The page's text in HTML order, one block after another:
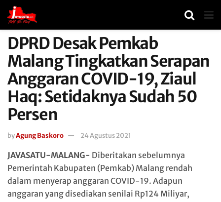
DPRD Desak Pemkab
Malang Tingkatkan Serapan
Anggaran COVID-19, Ziaul
Haq: Setidaknya Sudah 50
Persen
byAgung Baskoro 24 Agustus 2021
JAVASATU-MALANG- Diberitakan sebelumnya
Pemerintah Kabupaten (Pemkab) Malang rendah
dalam menyerap anggaran COVID-19. Adapun
anggaran yang disediakan senilai Rp124 Miliyar,